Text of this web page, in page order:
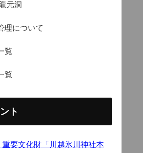
元洞
理について
覧
覧
ト
要文化財「川越氷川神社本